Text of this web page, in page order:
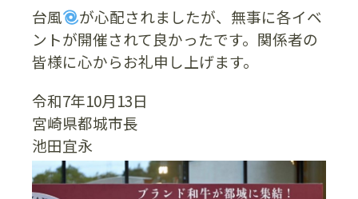
台風
が心配されましたが、無事に各イベ
ントが開催されて良かったです。関係者の
皆様に心からお礼申し上げます。
令和7年10月13日
宮崎県都城市長
池田宜永